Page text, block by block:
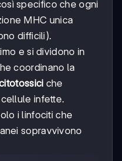
specifico che ogni
MHC unica
difficili).
e si dividono in
coordinano la
che
infette.
i linfociti che
sopravvivono